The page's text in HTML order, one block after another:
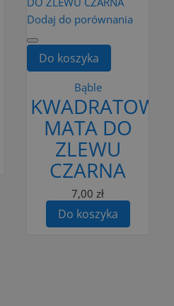
Dodaj do porównania
Do koszyka
Bąble
KWADRATOWA
MATA DO
ZLEWU
CZARNA
7,00 zł
Do koszyka